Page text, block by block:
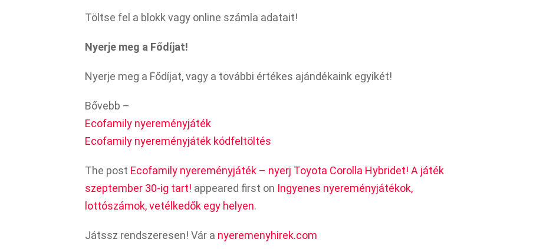
Töltse fel a blokk vagy online számla adatait!
Nyerje meg a Fődíjat!
Nyerje meg a Fődíjat, vagy a további értékes ajándékaink egyikét!
Bővebb –
Ecofamily nyereményjáték
Ecofamily nyereményjáték kódfeltöltés
The post Ecofamily nyereményjáték – nyerj Toyota Corolla Hybridet! A játék
szeptember 30-ig tart! appeared first on Ingyenes nyereményjátékok,
lottószámok, vetélkedők egy helyen.
Játssz rendszeresen! Vár a nyeremenyhirek.com